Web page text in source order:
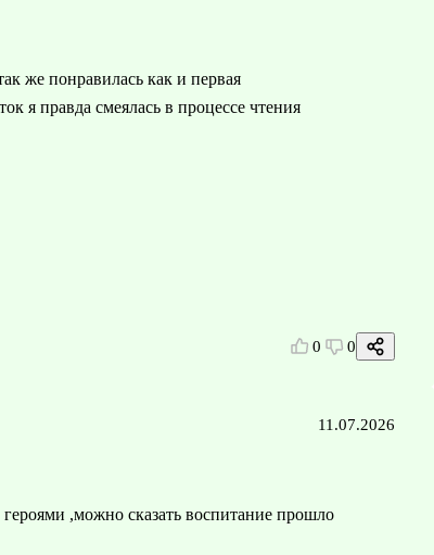
же понравилась как и первая
я правда смеялась в процессе чтения
0 0
11.07.2026
,можно сказать воспитание прошло